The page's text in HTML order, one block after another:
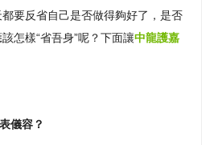
要反省自己是否做得夠好了，是否
怎樣“省吾身”呢？下面讓中龍護嘉
儀容？